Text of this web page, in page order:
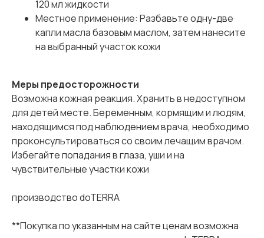
120 мл жидкости
Местное применение: Разбавьте одну-две
капли масла базовым маслом, затем нанесите
на выбранный участок кожи
Меры предосторожности
Возможна кожная реакция. Хранить в недоступном
для детей месте. Беременным, кормящим и людям,
находящимся под наблюдением врача, необходимо
проконсультироваться со своим лечащим врачом.
Избегайте попадания в глаза, уши и на
чувствительные участки кожи
производство doTERRA
**Покупка по указанным на сайте ценам возможна